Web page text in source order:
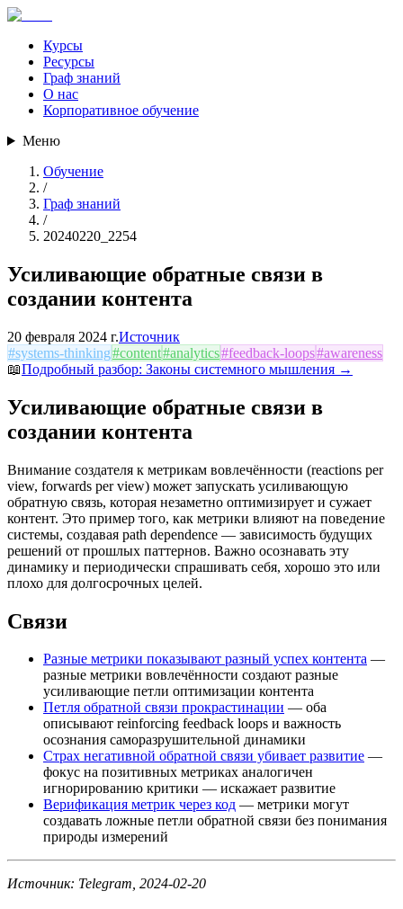
Курсы
Ресурсы
Граф знаний
О нас
Корпоративное обучение
Меню
Обучение
/
Граф знаний
/
20240220_2254
Усиливающие обратные связи в
создании контента
20 февраля 2024 г.Источник
#systems-thinking#content#analytics#feedback-loops#awareness
📖Подробный разбор: Законы системного мышления →
Усиливающие обратные связи в
создании контента
Внимание создателя к метрикам вовлечённости (reactions per
view, forwards per view) может запускать усиливающую
обратную связь, которая незаметно оптимизирует и сужает
контент. Это пример того, как метрики влияют на поведение
системы, создавая path dependence — зависимость будущих
решений от прошлых паттернов. Важно осознавать эту
динамику и периодически спрашивать себя, хорошо это или
плохо для долгосрочных целей.
Связи
Разные метрики показывают разный успех контента —
разные метрики вовлечённости создают разные
усиливающие петли оптимизации контента
Петля обратной связи прокрастинации — оба
описывают reinforcing feedback loops и важность
осознания саморазрушительной динамики
Страх негативной обратной связи убивает развитие —
фокус на позитивных метриках аналогичен
игнорированию критики — искажает развитие
Верификация метрик через код — метрики могут
создавать ложные петли обратной связи без понимания
природы измерений
Источник: Telegram, 2024-02-20